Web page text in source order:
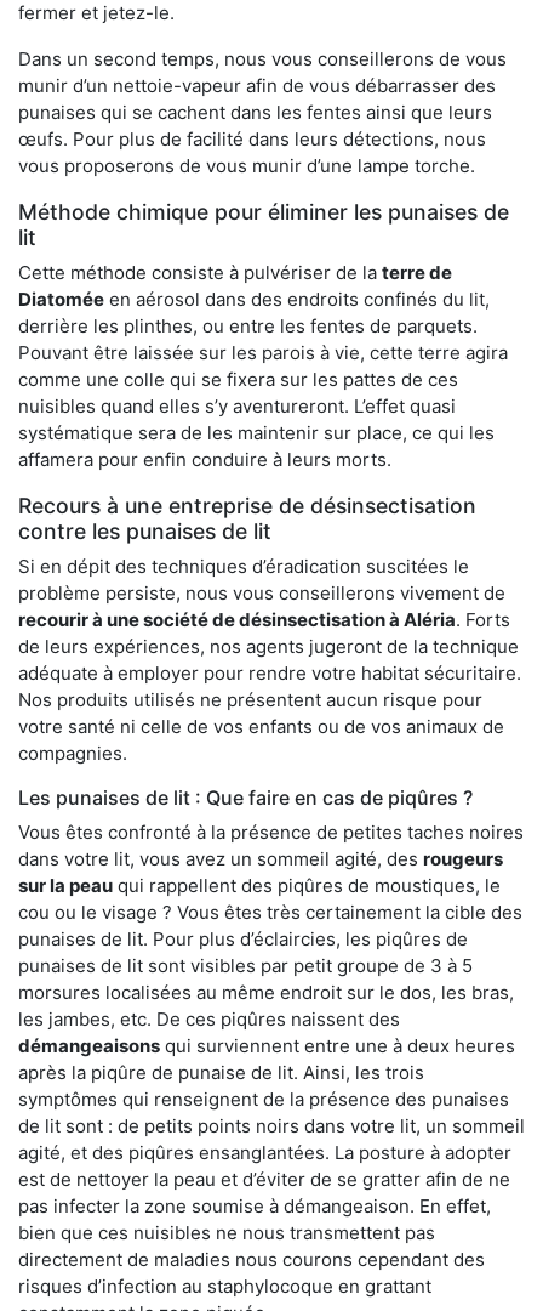
fermer et jetez-le.
Dans un second temps, nous vous conseillerons de vous
munir d’un nettoie-vapeur afin de vous débarrasser des
punaises qui se cachent dans les fentes ainsi que leurs
œufs. Pour plus de facilité dans leurs détections, nous
vous proposerons de vous munir d’une lampe torche.
Méthode chimique pour éliminer les punaises de
lit
Cette méthode consiste à pulvériser de la terre de
Diatomée en aérosol dans des endroits confinés du lit,
derrière les plinthes, ou entre les fentes de parquets.
Pouvant être laissée sur les parois à vie, cette terre agira
comme une colle qui se fixera sur les pattes de ces
nuisibles quand elles s’y aventureront. L’effet quasi
systématique sera de les maintenir sur place, ce qui les
affamera pour enfin conduire à leurs morts.
Recours à une entreprise de désinsectisation
contre les punaises de lit
Si en dépit des techniques d’éradication suscitées le
problème persiste, nous vous conseillerons vivement de
recourir à une société de désinsectisation à Aléria. Forts
de leurs expériences, nos agents jugeront de la technique
adéquate à employer pour rendre votre habitat sécuritaire.
Nos produits utilisés ne présentent aucun risque pour
votre santé ni celle de vos enfants ou de vos animaux de
compagnies.
Les punaises de lit : Que faire en cas de piqûres ?
Vous êtes confronté à la présence de petites taches noires
dans votre lit, vous avez un sommeil agité, des rougeurs
sur la peau qui rappellent des piqûres de moustiques, le
cou ou le visage ? Vous êtes très certainement la cible des
punaises de lit. Pour plus d’éclaircies, les piqûres de
punaises de lit sont visibles par petit groupe de 3 à 5
morsures localisées au même endroit sur le dos, les bras,
les jambes, etc. De ces piqûres naissent des
démangeaisons qui surviennent entre une à deux heures
après la piqûre de punaise de lit. Ainsi, les trois
symptômes qui renseignent de la présence des punaises
de lit sont : de petits points noirs dans votre lit, un sommeil
agité, et des piqûres ensanglantées. La posture à adopter
est de nettoyer la peau et d’éviter de se gratter afin de ne
pas infecter la zone soumise à démangeaison. En effet,
bien que ces nuisibles ne nous transmettent pas
directement de maladies nous courons cependant des
risques d’infection au staphylocoque en grattant